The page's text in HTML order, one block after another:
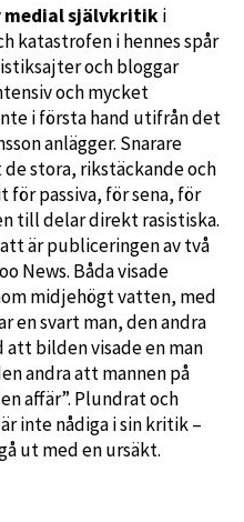
självkritiki
katastrofen i hennes spår
och bloggar
och mycket
i första hand utifrån det
anlägger. Snarare
stora, rikstäckande och
passiva, för sena, för
till delar direkt rasistiska.
är publiceringen av två
News. Båda visade
midjehögt vatten, med
en svart man, den andra
bilden visade en man
andra att mannen på
affär”. Plundrat och
inte nådiga i sin kritik –
ut med en ursäkt.